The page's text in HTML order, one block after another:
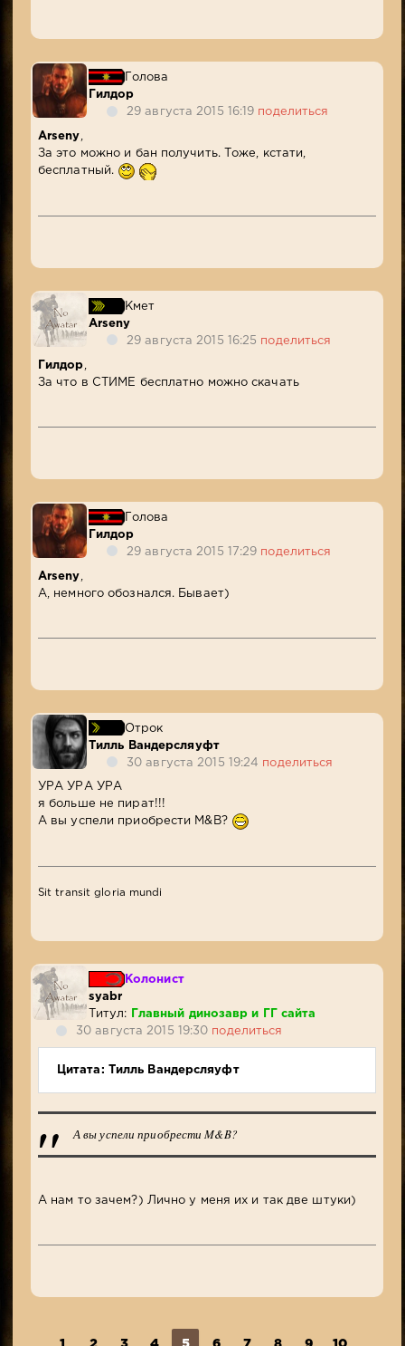
Голова
Гилдор
29 августа 2015 16:19 поделиться
Arseny
За это можно и бан получить. Тоже, кстати,
бесплатный.
Кмет
Arseny
29 августа 2015 16:25 поделиться
Гилдор
За что в СТИМЕ бесплатно можно скачать
Голова
Гилдор
29 августа 2015 17:29 поделиться
Arseny
А, немного обознался. Бывает)
Отрок
Тилль Вандерсляуфт
30 августа 2015 19:24 поделиться
УРА УРА УРА
я больше не пират!!!
А вы успели приобрести M&B?
Sit transit gloria mundi
Колонист
syabr
Титул:
Главный динозавр и ГГ сайта
30 августа 2015 19:30 поделиться
Цитата: Тилль Вандерсляуфт
А вы успели приобрести M&B?
А нам то зачем?) Лично у меня их и так две штуки)